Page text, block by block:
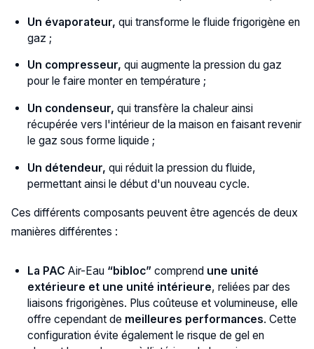
Un évaporateur, qui transforme le fluide frigorigène en
gaz ;
Un compresseur, qui augmente la pression du gaz
pour le faire monter en température ;
Un condenseur, qui transfère la chaleur ainsi
récupérée vers l'intérieur de la maison en faisant revenir
le gaz sous forme liquide ;
Un détendeur, qui réduit la pression du fluide,
permettant ainsi le début d'un nouveau cycle.
Ces différents composants peuvent être agencés de deux
manières différentes :
La PAC Air-Eau “bibloc” comprend une unité
extérieure et une unité intérieure, reliées par des
liaisons frigorigènes. Plus coûteuse et volumineuse, elle
offre cependant de meilleures performances. Cette
configuration évite également le risque de gel en